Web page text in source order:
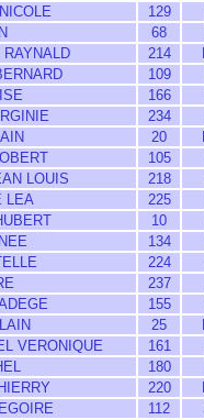
129
68
214
109
166
234
20
105
LOUIS 218
LEA 225
10
134
224
237
155
25
VERONIQUE 161
180
220
112